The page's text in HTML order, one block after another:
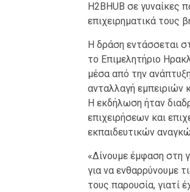
H2BHUB σε γυναίκες
επιχειρηματικά τους
Η δράση εντάσσεται
το Επιμελητήριο
μέσα από την
ανταλλαγή εμπειριών
Η εκδήλωση ήταν
επιχειρήσεων και
εκπαιδευτικών
«Δίνουμε έμφαση στη
για να ενθαρρύνουμε
τους παρουσία, γιατί